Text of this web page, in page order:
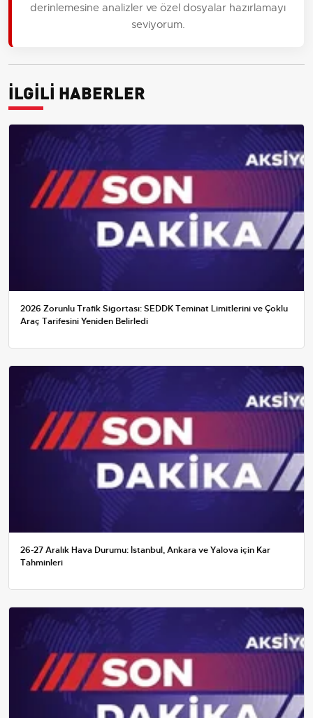
derinlemesine analizler ve özel dosyalar hazırlamayı
seviyorum.
İLGİLİ HABERLER
2026 Zorunlu Trafik Sigortası: SEDDK Teminat Limitlerini ve Çoklu
Araç Tarifesini Yeniden Belirledi
26-27 Aralık Hava Durumu: İstanbul, Ankara ve Yalova için Kar
Tahminleri